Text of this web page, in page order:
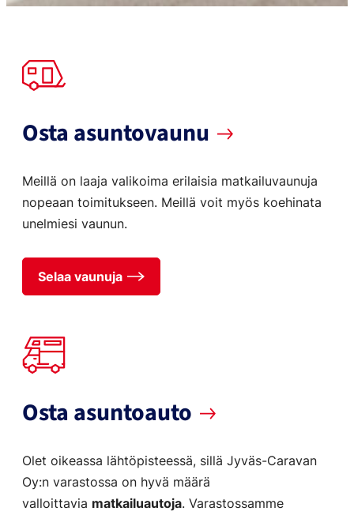
Osta asuntovaunu
Meillä on laaja valikoima erilaisia matkailuvaunuja
nopeaan toimitukseen. Meillä voit myös koehinata
unelmiesi vaunun.
Selaa vaunuja
Osta asuntoauto
Olet oikeassa lähtöpisteessä, sillä Jyväs-Caravan
Oy:n varastossa on hyvä määrä
valloittavia matkailuautoja. Varastossamme